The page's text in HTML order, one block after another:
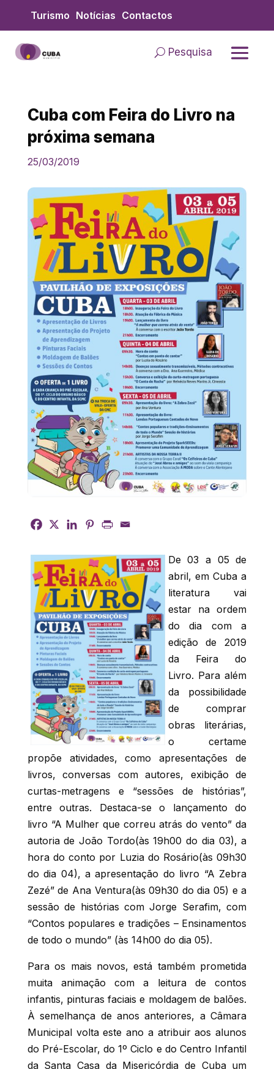
content
Turismo Notícias Contactos
Pesquisa
Cuba com Feira do Livro na
próxima semana
25/03/2019
De 03 a 05 de
abril, em Cuba a
literatura vai
estar na ordem
do dia com a
edição de 2019
da Feira do
Livro. Para além
da possibilidade
de comprar
obras literárias,
o certame
propõe atividades, como apresentações de
livros, conversas com autores, exibição de
curtas-metragens e “sessões de histórias”,
entre outras. Destaca-se o lançamento do
livro “A Mulher que correu atrás do vento” da
autoria de João Tordo(às 19h00 do dia 03), a
hora do conto por Luzia do Rosário(às 09h30
do dia 04), a apresentação do livro “A Zebra
Zezé” de Ana Ventura(às 09h30 do dia 05) e a
sessão de histórias com Jorge Serafim, com
“Contos populares e tradições – Ensinamentos
de todo o mundo” (às 14h00 do dia 05).
Para os mais novos, está também prometida
muita animação com a leitura de contos
infantis, pinturas faciais e moldagem de balões.
À semelhança de anos anteriores, a Câmara
Municipal volta este ano a atribuir aos alunos
do Pré-Escolar, do 1º Ciclo e do Centro Infantil
da Santa Casa da Misericórdia de Cuba um